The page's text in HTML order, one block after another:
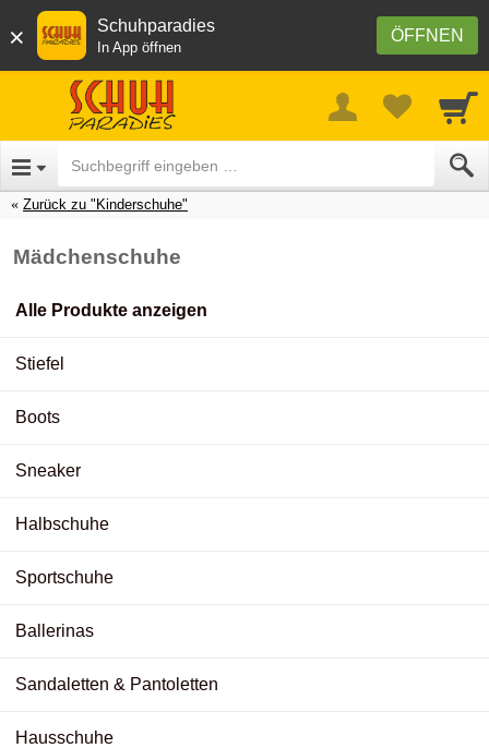
× ÖFFNEN
Schuhparadies
In App öffnen
Zurück zu "Kinderschuhe"
Mädchenschuhe
Alle Produkte anzeigen
Stiefel
Boots
Sneaker
Halbschuhe
Sportschuhe
Ballerinas
Sandaletten & Pantoletten
Hausschuhe